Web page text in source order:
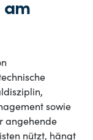
am
sowie
angehende
nützt, hängt